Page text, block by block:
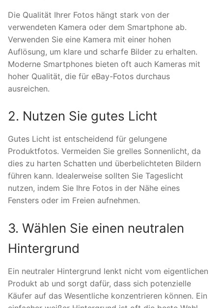
Die Qualität Ihrer Fotos hängt stark von der
verwendeten Kamera oder dem Smartphone ab.
Verwenden Sie eine Kamera mit einer hohen
Auflösung, um klare und scharfe Bilder zu erhalten.
Moderne Smartphones bieten oft auch Kameras mit
hoher Qualität, die für eBay-Fotos durchaus
ausreichen.
2. Nutzen Sie gutes Licht
Gutes Licht ist entscheidend für gelungene
Produktfotos. Vermeiden Sie grelles Sonnenlicht, da
dies zu harten Schatten und überbelichteten Bildern
führen kann. Idealerweise sollten Sie Tageslicht
nutzen, indem Sie Ihre Fotos in der Nähe eines
Fensters oder im Freien aufnehmen.
3. Wählen Sie einen neutralen
Hintergrund
Ein neutraler Hintergrund lenkt nicht vom eigentlichen
Produkt ab und sorgt dafür, dass sich potenzielle
Käufer auf das Wesentliche konzentrieren können. Ein